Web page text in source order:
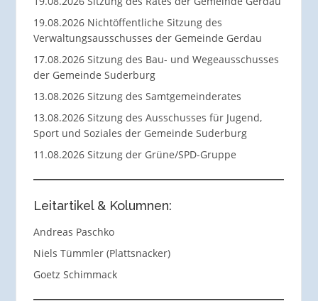
19.08.2026 Nichtöffentliche Sitzung des
Verwaltungsausschusses der Gemeinde Gerdau
17.08.2026 Sitzung des Bau- und Wegeausschusses
der Gemeinde Suderburg
13.08.2026 Sitzung des Samtgemeinderates
13.08.2026 Sitzung des Ausschusses für Jugend,
Sport und Soziales der Gemeinde Suderburg
11.08.2026 Sitzung der Grüne/SPD-Gruppe
Leitartikel & Kolumnen:
Andreas Paschko
Niels Tümmler (Plattsnacker)
Goetz Schimmack